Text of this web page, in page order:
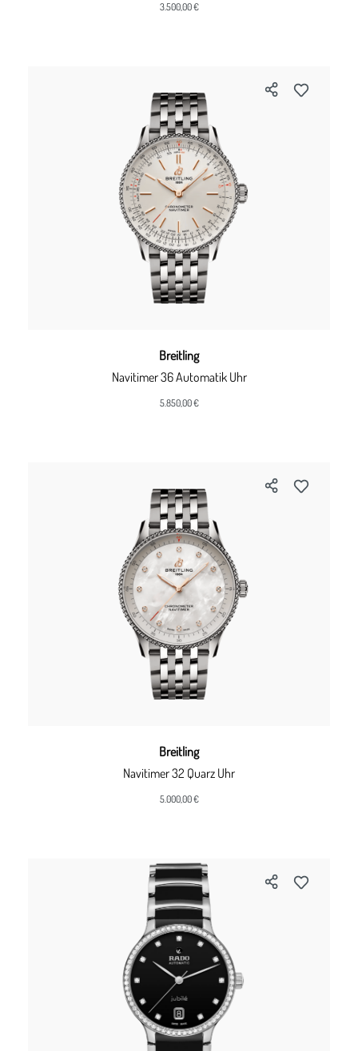
3.500,00 €
Breitling
Navitimer 36 Automatik Uhr
5.850,00 €
Breitling
Navitimer 32 Quarz Uhr
5.000,00 €